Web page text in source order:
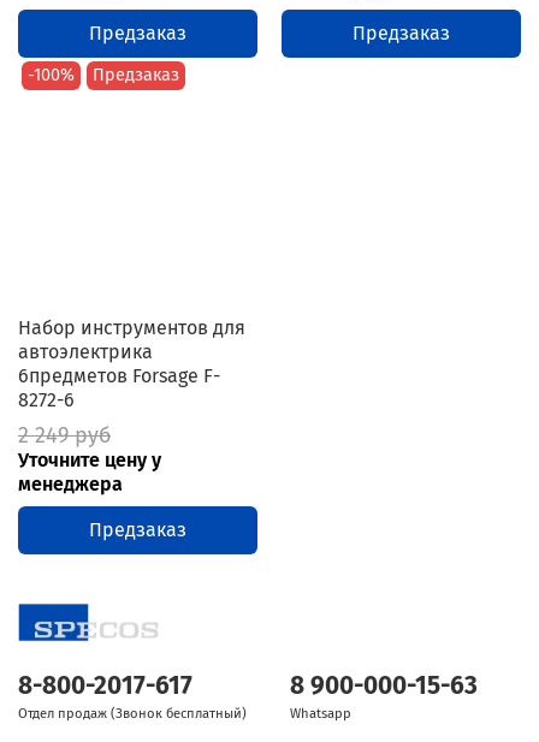
Предзаказ Предзаказ
-100% Предзаказ
Набор инструментов для
автоэлектрика
6предметов Forsage F-
8272-6
2 249 руб
Уточните цену у
менеджера
Предзаказ
8-800-2017-617
Отдел продаж (Звонок бесплатный)
8 900-000-15-63
Whatsapp